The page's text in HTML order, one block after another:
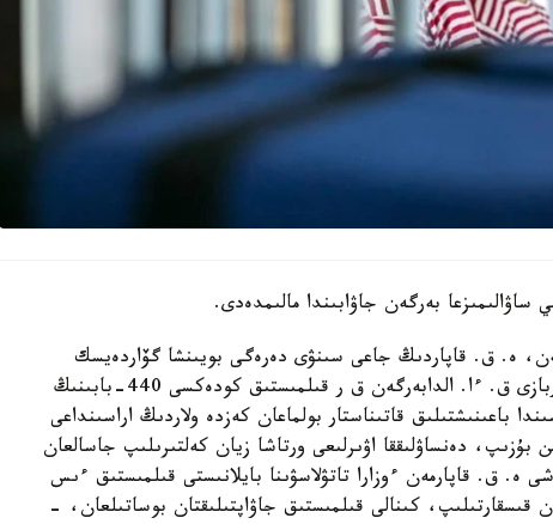
بەرگەن جاۋابىندا مالىمدەدى.
ە. ق. قاپاردىڭ جاعى سىنۋى دەرەگى بويىنشا گۆاردەيسك
گارنيزونىنداعى 21450 اسكەري ءبولىمىنىڭ ساربازى ق. ءا. الدابەرگەن ق ر قىلمىستىق كودەكسى 440-بابىنىڭ
باعىنىشتىلىق قاتىناستار بولماعان كەزدە ولاردىڭ اراسىنداعى
بۇزىپ، دەنساۋلىققا اۋىرلىعى ورتاشا زيان كەلتىرىلىپ جاسالعان
ق. قاپارمەن ءوزارا تاتۋلاسۋىنا بايلانىستى قىلمىستىق ءىس
وندىرىستەن قىسقارتىلىپ، كىنالى قىلمىستىق جاۋاپتىلىقتان بوساتىلعان، -